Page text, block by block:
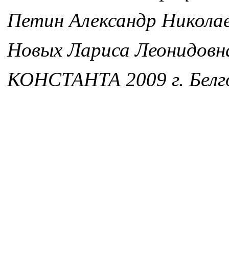
Петин Александр
Новых Лариса
КОНСТАНТА 2009 г.